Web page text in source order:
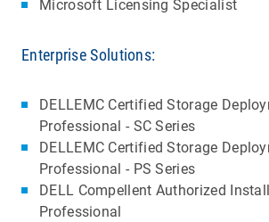
Microsoft Licensing Specialist
Enterprise Solutions:
DELLEMC Certified Storage
Professional - SC Series
DELLEMC Certified Storage
Professional - PS Series
DELL Compellent Authorized
Professional